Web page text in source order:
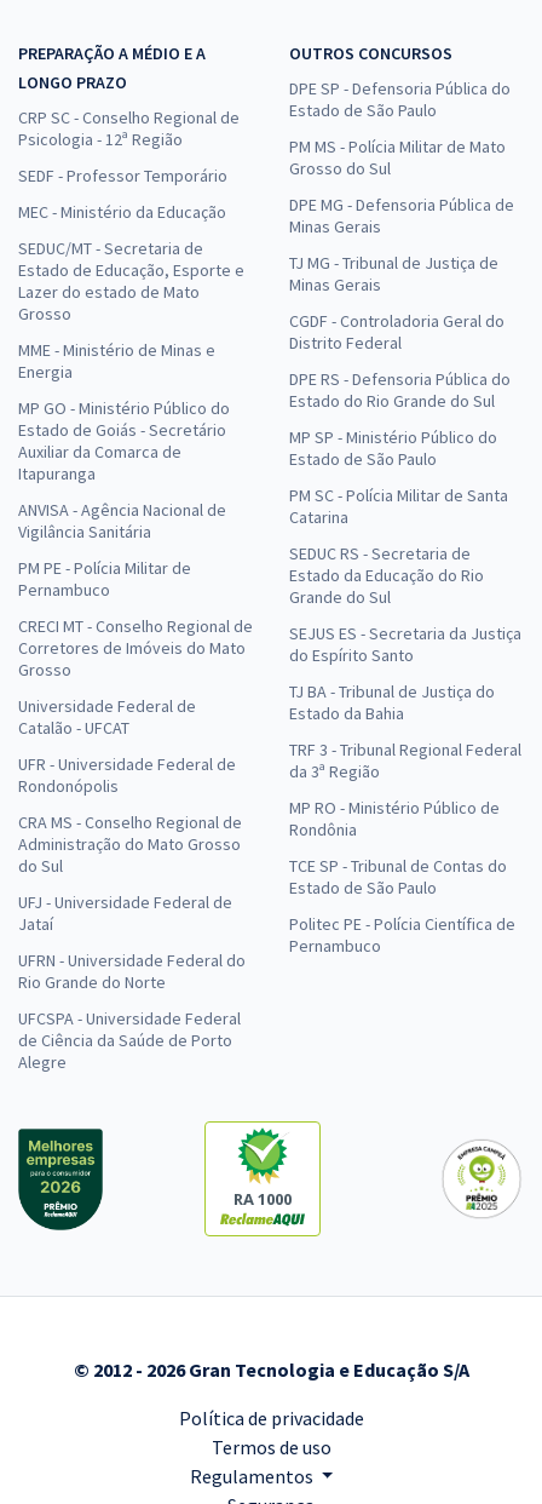
PREPARAÇÃO A MÉDIO E A
LONGO PRAZO
CRP SC - Conselho Regional de
Psicologia - 12ª Região
SEDF - Professor Temporário
MEC - Ministério da Educação
SEDUC/MT - Secretaria de
Estado de Educação, Esporte e
Lazer do estado de Mato
Grosso
MME - Ministério de Minas e
Energia
MP GO - Ministério Público do
Estado de Goiás - Secretário
Auxiliar da Comarca de
Itapuranga
ANVISA - Agência Nacional de
Vigilância Sanitária
PM PE - Polícia Militar de
Pernambuco
CRECI MT - Conselho Regional de
Corretores de Imóveis do Mato
Grosso
Universidade Federal de
Catalão - UFCAT
UFR - Universidade Federal de
Rondonópolis
CRA MS - Conselho Regional de
Administração do Mato Grosso
do Sul
UFJ - Universidade Federal de
Jataí
UFRN - Universidade Federal do
Rio Grande do Norte
UFCSPA - Universidade Federal
de Ciência da Saúde de Porto
Alegre
OUTROS CONCURSOS
DPE SP - Defensoria Pública do
Estado de São Paulo
PM MS - Polícia Militar de Mato
Grosso do Sul
DPE MG - Defensoria Pública de
Minas Gerais
TJ MG - Tribunal de Justiça de
Minas Gerais
CGDF - Controladoria Geral do
Distrito Federal
DPE RS - Defensoria Pública do
Estado do Rio Grande do Sul
MP SP - Ministério Público do
Estado de São Paulo
PM SC - Polícia Militar de Santa
Catarina
SEDUC RS - Secretaria de
Estado da Educação do Rio
Grande do Sul
SEJUS ES - Secretaria da Justiça
do Espírito Santo
TJ BA - Tribunal de Justiça do
Estado da Bahia
TRF 3 - Tribunal Regional Federal
da 3ª Região
MP RO - Ministério Público de
Rondônia
TCE SP - Tribunal de Contas do
Estado de São Paulo
Politec PE - Polícia Científica de
Pernambuco
RA 1000
© 2012 - 2026 Gran Tecnologia e Educação S/A
Política de privacidade
Termos de uso
Regulamentos